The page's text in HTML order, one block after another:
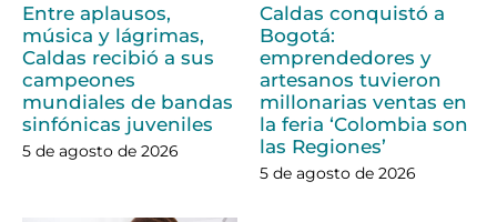
Entre aplausos,
música y lágrimas,
Caldas recibió a sus
campeones
mundiales de bandas
sinfónicas juveniles
5 de agosto de 2026
Caldas conquistó a
Bogotá:
emprendedores y
artesanos tuvieron
millonarias ventas en
la feria ‘Colombia son
las Regiones’
5 de agosto de 2026